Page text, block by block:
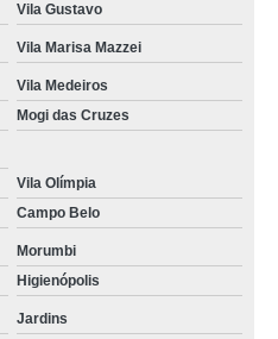
Vila Gustavo
Vila Marisa Mazzei
Vila Medeiros
Mogi das Cruzes
Vila Olímpia
Campo Belo
Morumbi
Higienópolis
Jardins